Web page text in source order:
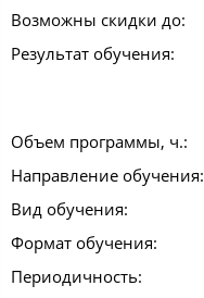
Возможны скидки до:
Результат обучения:
Объем программы, ч.:
Направление обучения:
Вид обучения:
Формат обучения:
Периодичность: